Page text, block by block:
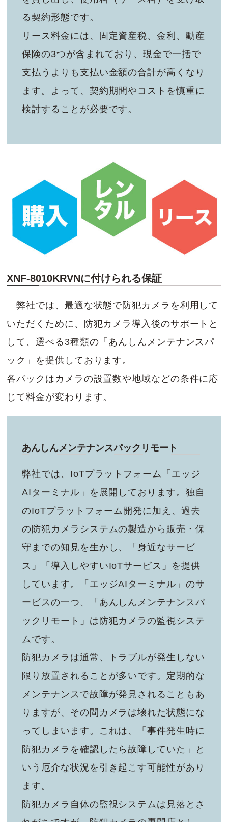
る契約形態です。
リース料金には、固定資産税、金利、動産
保険の3つが含まれており、現金で一括で
支払うよりも支払い金額の合計が高くなり
ます。よって、契約期間やコストを慎重に
検討することが必要です。
XNF-8010KRVNに付けられる保証
弊社では、最適な状態で防犯カメラを利用して
いただくために、防犯カメラ導入後のサポートと
して、選べる3種類の「あんしんメンテナンスパ
ック」を提供しております。
各パックはカメラの設置数や地域などの条件に応
じて料金が変わります。
あんしんメンテナンスパックリモート
弊社では、IoTプラットフォーム「エッジ
AIターミナル」を展開しております。独自
のIoTプラットフォーム開発に加え、過去
の防犯カメラシステムの製造から販売・保
守までの知見を生かし、「身近なサービ
ス」「導入しやすいIoTサービス」を提供
しています。「エッジAIターミナル」のサ
ービスの一つ、「あんしんメンテナンスパ
ックリモート」は防犯カメラの監視システ
ムです。
防犯カメラは通常、トラブルが発生しない
限り放置されることが多いです。定期的な
メンテナンスで故障が発見されることもあ
りますが、その間カメラは壊れた状態にな
ってしまいます。これは、「事件発生時に
防犯カメラを確認したら故障していた」と
いう厄介な状況を引き起こす可能性があり
ます。
防犯カメラ自体の監視システムは見落とさ